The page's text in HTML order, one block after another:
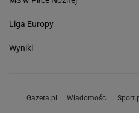
Liga Europy
Wyniki
Gazeta.pl Wiadomości